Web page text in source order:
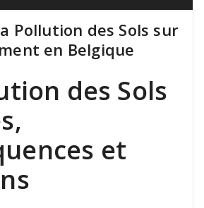
Pollution des Sols sur
en Belgique
des Sols
et